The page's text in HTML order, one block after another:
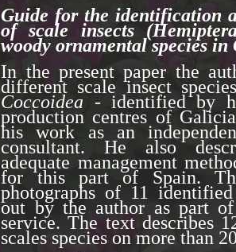
Guide for the identification
of scale insects
woody ornamental species in
In the present paper the
different scale insect
Coccoidea - identified by
production centres of
his work as an
consultant. He also
adequate management
for this part of Spain.
photographs of 11
out by the author as part
service. The text describes
scales species on more than